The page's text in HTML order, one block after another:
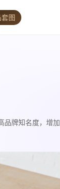
图
品牌知名度，增加